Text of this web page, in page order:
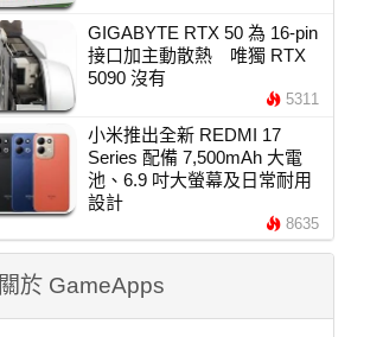
GIGABYTE RTX 50 為 16-pin
接口加主動散熱 唯獨 RTX
5090 沒有
5311
小米推出全新 REDMI 17
Series 配備 7,500mAh 大電
池、6.9 吋大螢幕及日常耐用
設計
8635
關於 GameApps